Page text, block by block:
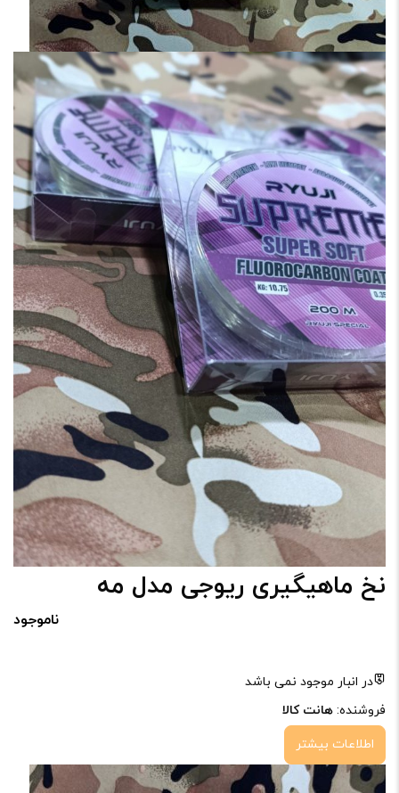
نخ ماهیگیری ریوجی مدل مه
ناموجود
در انبار موجود نمی باشد
فروشنده: هانت کالا
اطلاعات بیشتر